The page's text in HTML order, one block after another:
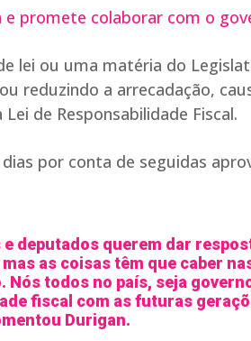
e promete colaborar com o
lei ou uma matéria do
reduzindo a arrecadação,
de Responsabilidade Fiscal.
por conta de seguidas
deputados querem dar
as coisas têm que caber
todos no país, seja
fiscal com as futuras
Durigan.